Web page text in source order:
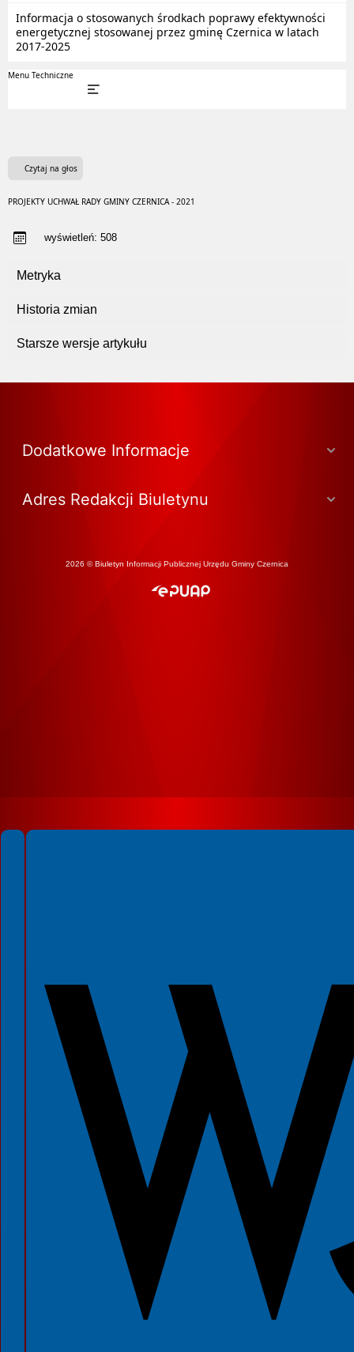
Informacja o stosowanych środkach poprawy efektywności
energetycznej stosowanej przez gminę Czernica w latach
2017-2025
Menu Techniczne
Czytaj na głos
PROJEKTY UCHWAŁ RADY GMINY CZERNICA - 2021
wyświetleń: 508
Metryka
Historia zmian
Starsze wersje artykułu
Dodatkowe Informacje
Adres Redakcji Biuletynu
2026 © Biuletyn Informacji Publicznej Urzędu Gminy Czernica
Spełniamy standardy WCAG 2.2
Spełniamy standardy W3C